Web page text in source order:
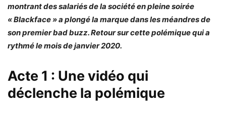
montrant des salariés de la société en pleine soirée
« Blackface » a plongé la marque dans les méandres de
son premier bad buzz. Retour sur cette polémique qui a
rythmé le mois de janvier 2020.
Acte 1 : Une vidéo qui
déclenche la polémique